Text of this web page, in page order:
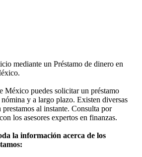
mediante un Préstamo de dinero en
México puedes solicitar un préstamo
y a largo plazo. Existen diversas
al instante. Consulta por
los asesores expertos en finanzas.
la información acerca de los